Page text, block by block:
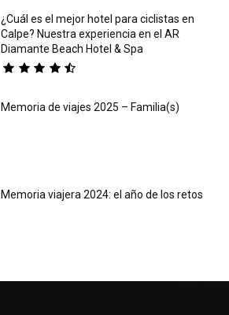
¿Cuál es el mejor hotel para ciclistas en
Calpe? Nuestra experiencia en el AR
Diamante Beach Hotel & Spa
Memoria de viajes 2025 – Familia(s)
Memoria viajera 2024: el año de los retos